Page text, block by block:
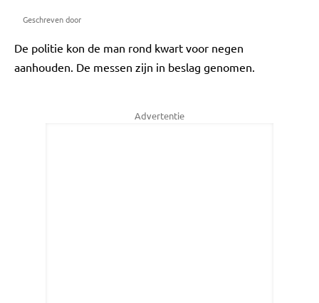
Geschreven door
De politie kon de man rond kwart voor negen
aanhouden. De messen zijn in beslag genomen.
Advertentie